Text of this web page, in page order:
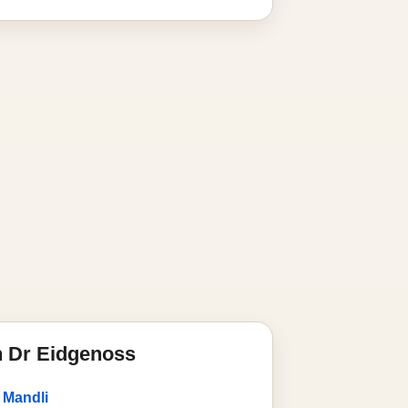
Dr Eidgenoss
Mandli